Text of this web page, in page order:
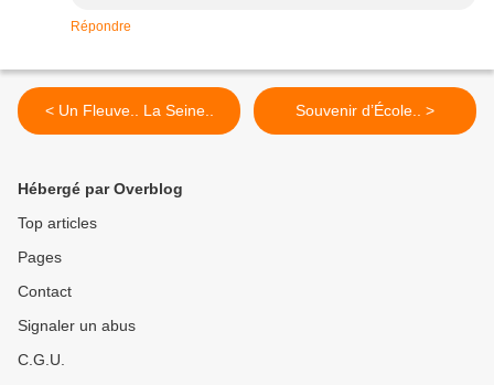
Répondre
< Un Fleuve.. La Seine.. Souvenir d’École.. >
Hébergé par Overblog
Top articles
Pages
Contact
Signaler un abus
C.G.U.